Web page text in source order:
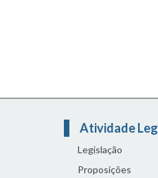
Atividade
Legislação
Proposições